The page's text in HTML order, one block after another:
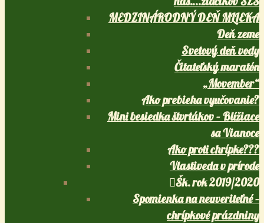
MEDZINÁRODNÝ DEŇ MLIEKA
Deň zeme
Svetový deň vody
Čitateľský maratón
„Movember“
Ako prebieha vyučovanie?
Mini besiedka štvrtákov – Blížiace
sa Vianoce
Ako proti chrípke???
Vlastiveda v prírode
Šk. rok 2019/2020
Spomienka na neuveriteľné –
chrípkové prázdniny